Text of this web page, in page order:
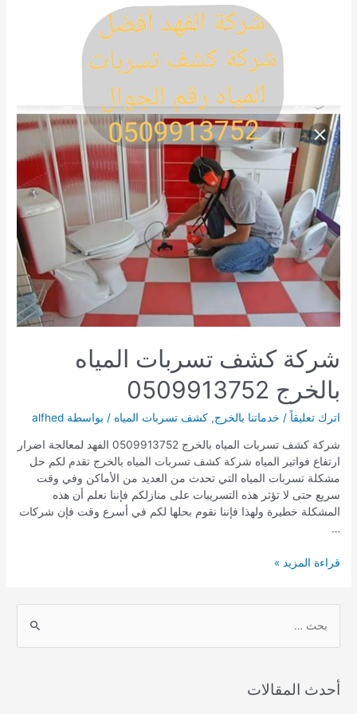
شركة كشف تسربات المياه
بالخرج 0509913752
اترك تعليقاً / خدماتنا بالخرج,كشف تسربات المياه / بواسطة alfhed
شركة كشف تسربات المياه بالخرج 0509913752 الفهد لمعالجة اضرار
ارتفاع فواتير المياه شركة كشف تسربات المياه بالخرج تقدم لكم حل
مشكلة تسربات المياه التي تحدث من العديد من الأماكن وفي وقت
سريع حتى لا تؤثر هذه التسريبات على منازلكم فإننا نعلم أن هذه
المشكلة خطيرة ولهذا فإننا نقوم بحلها لكم في أسرع وقت فإن شركات
…
شركة
بالخرج
0509913752
قراءة المزيد »
r
c
أحدث المقالات